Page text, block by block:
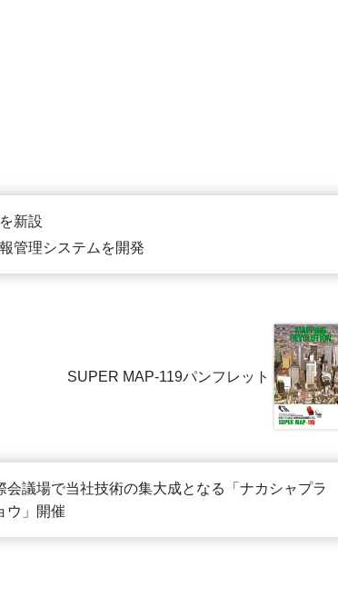
新設
管理システムを開発
SUPER MAP-119パンフレット
会議場で当社技術の集大成となる「ナカシャプラ
ウ」開催